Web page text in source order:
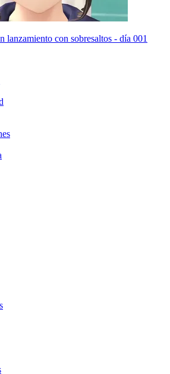
lanzamiento con sobresaltos - día 001